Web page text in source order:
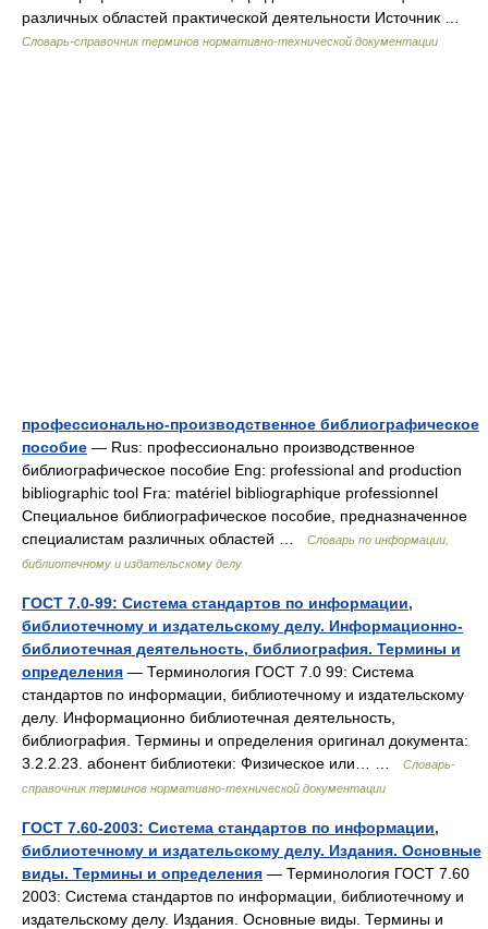
различных областей практической деятельности Источник …
Словарь-справочник терминов нормативно-технической документации
профессионально-производственное библиографическое
пособие — Rus: профессионально производственное
библиографическое пособие Eng: professional and production
bibliographic tool Fra: matériel bibliographique professionnel
Специальное библиографическое пособие, предназначенное
специалистам различных областей …
Словарь по информации,
библиотечному и издательскому делу
ГОСТ 7.0-99: Система стандартов по информации,
библиотечному и издательскому делу. Информационно-
библиотечная деятельность, библиография. Термины и
определения — Терминология ГОСТ 7.0 99: Система
стандартов по информации, библиотечному и издательскому
делу. Информационно библиотечная деятельность,
библиография. Термины и определения оригинал документа:
3.2.2.23. абонент библиотеки: Физическое или… …
Словарь-
справочник терминов нормативно-технической документации
ГОСТ 7.60-2003: Система стандартов по информации,
библиотечному и издательскому делу. Издания. Основные
виды. Термины и определения — Терминология ГОСТ 7.60
2003: Система стандартов по информации, библиотечному и
издательскому делу. Издания. Основные виды. Термины и